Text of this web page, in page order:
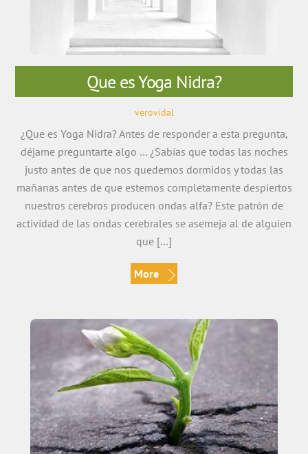
Que es Yoga Nidra?
verovidal
¿Que es Yoga Nidra? Antes de responder a esta pregunta,
déjame preguntarte algo … ¿Sabías que todas las noches
justo antes de que nos quedemos dormidos y todas las
mañanas antes de que estemos completamente despiertos
nuestros cerebros producen ondas alfa? Este patrón de
actividad de las ondas cerebrales se asemeja al de alguien
que […]
More